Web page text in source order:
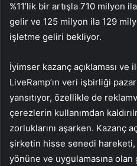
%11’lik bir artışla 710 milyon
gelir ve 125 milyon ila 129
işletme geliri bekliyor.
İyimser kazanç açıklaması
LiveRamp’ın veri işbirliği
yansıtıyor, özellikle de
çerezlerin kullanımdan
zorluklarını aşarken. Kazanç
şirketin hisse senedi hareketi,
yönüne ve uygulamasına olan